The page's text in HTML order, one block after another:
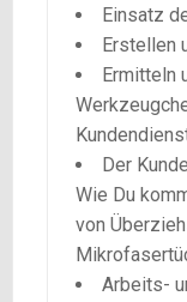
Einsatz
Erstellen
Ermitteln
Der
Wie Du
von
Arbeits-